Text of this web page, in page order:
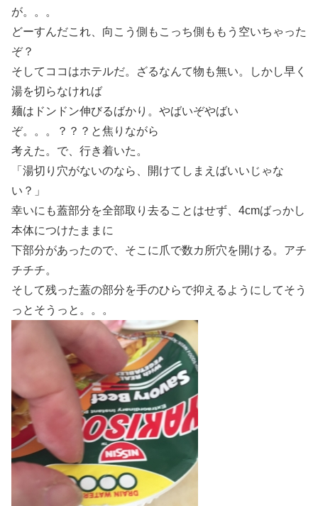
が。。。
どーすんだこれ、向こう側もこっち側ももう空いちゃった
ぞ？
そしてココはホテルだ。ざるなんて物も無い。しかし早く
湯を切らなければ
麺はドンドン伸びるばかり。やばいぞやばい
ぞ。。。？？？と焦りながら
考えた。で、行き着いた。
「湯切り穴がないのなら、開けてしまえばいいじゃな
い？」
幸いにも蓋部分を全部取り去ることはせず、4cmばっかし
本体につけたままに
下部分があったので、そこに爪で数カ所穴を開ける。アチ
チチチ。
そして残った蓋の部分を手のひらで抑えるようにしてそう
っとそうっと。。。